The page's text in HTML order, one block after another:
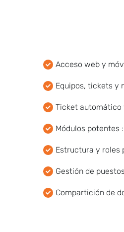
Acceso web y
Equipos, tickets y
Ticket
Módulos potentes
Estructura y roles
Gestión de
Compartición de